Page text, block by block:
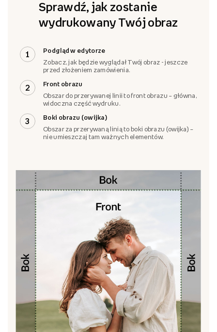
Sprawdź, jak zostanie
wydrukowany Twój obraz
1
Podgląd w edytorze
Zobacz, jak będzie wyglądał Twój obraz - jeszcze
przed złożeniem zamówienia.
2
Front obrazu
Obszar do przerywanej linii to front obrazu – główna,
widoczna część wydruku.
3
Boki obrazu (owijka)
Obszar za przerywaną linią to boki obrazu (owijka) –
nie umieszczaj tam ważnych elementów.